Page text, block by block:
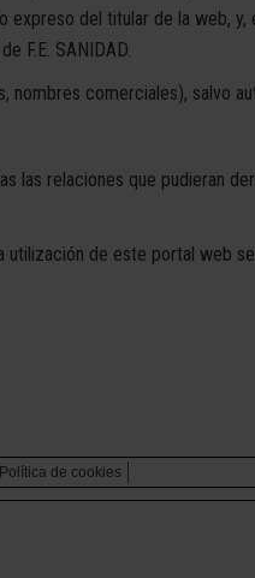
del titular de la web,
F.E. SANIDAD.
nombres comerciales), salvo
relaciones que pudieran
de este portal web
Política de cookies